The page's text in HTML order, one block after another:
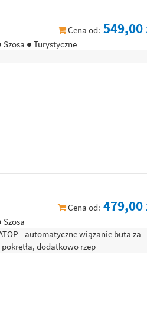
Cena od: 549,00
Szosa ● Turystyczne
Cena od: 479,00
Szosa
- automatyczne wiązanie buta za
dodatkowo rzep